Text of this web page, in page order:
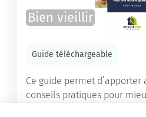
Bien vieillir
Guide téléchargeable
Ce guide permet d’apporter
conseils pratiques pour